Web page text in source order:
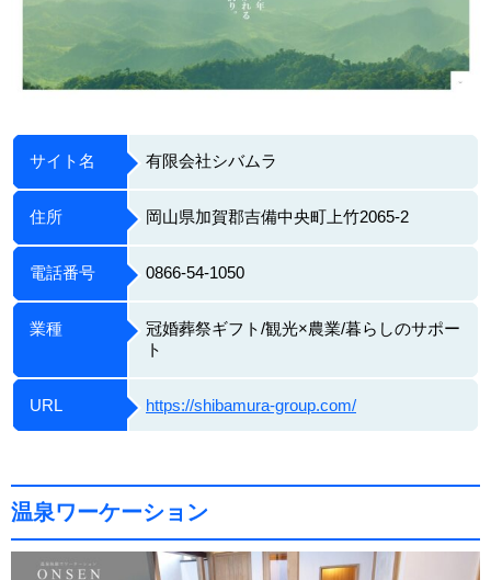
サイト名 有限会社シバムラ
住所 岡山県加賀郡吉備中央町上竹2065-2
電話番号 0866-54-1050
業種
冠婚葬祭ギフト/観光×農業/暮らしのサポー
ト
URL https://shibamura-group.com/
温泉ワーケーション